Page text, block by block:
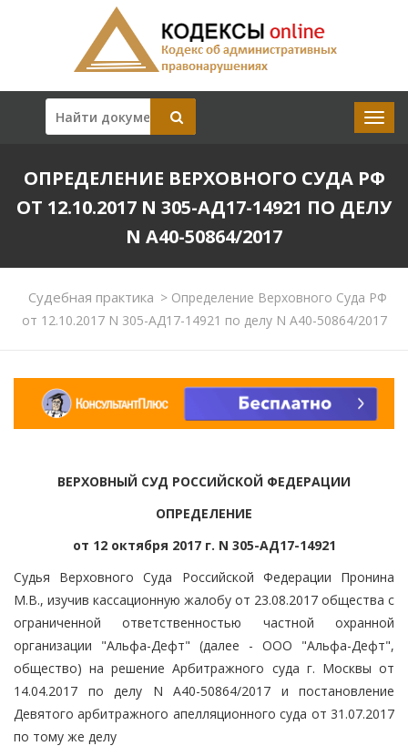
ОПРЕДЕЛЕНИЕ ВЕРХОВНОГО СУДА РФ
ОТ 12.10.2017 N 305-АД17-14921 ПО ДЕЛУ
N А40-50864/2017
Судебная практика >Определение Верховного Суда РФ
от 12.10.2017 N 305-АД17-14921 по делу N А40-50864/2017
ВЕРХОВНЫЙ СУД РОССИЙСКОЙ ФЕДЕРАЦИИ
ОПРЕДЕЛЕНИЕ
от 12 октября 2017 г. N 305-АД17-14921
Судья Верховного Суда Российской Федерации Пронина
М.В., изучив кассационную жалобу от 23.08.2017 общества с
ограниченной ответственностью частной охранной
организации "Альфа-Дефт" (далее - ООО "Альфа-Дефт",
общество) на решение Арбитражного суда г. Москвы от
14.04.2017 по делу N А40-50864/2017 и постановление
Девятого арбитражного апелляционного суда от 31.07.2017
по тому же делу